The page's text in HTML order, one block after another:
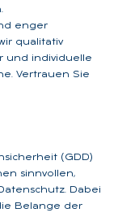
enger
qualitativ
und individuelle
Vertrauen Sie
(GDD)
sinnvollen,
Dabei
Belange der